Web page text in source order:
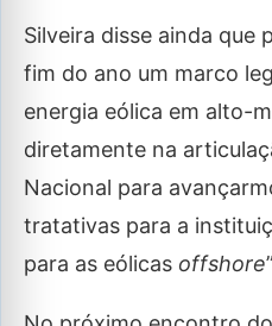
Silveira disse ainda que
fim do ano um marco
energia eólica em alto-
diretamente na
Nacional para
tratativas para a
para as eólicas offshore